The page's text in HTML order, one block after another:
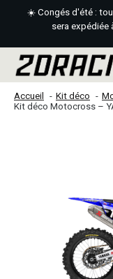
☀️ Congés d'été :
sera expédiée
Accueil Kit déco
Kit déco Motocross –